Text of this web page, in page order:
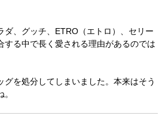
ダ、グッチ、ETRO（エトロ）、セリー
する中で長く愛される理由があるのでは
グを処分してしまいました。本来はそう